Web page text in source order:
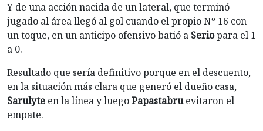
Y de una acción nacida de un lateral, que terminó
jugado al área llegó al gol cuando el propio Nº 16 con
un toque, en un anticipo ofensivo batió a Seriopara el 1
a 0.
Resultado que sería definitivo porque en el descuento,
en la situación más clara que generó el dueño casa,
Sarulyte en la línea y luegoPapastabruevitaron el
empate.